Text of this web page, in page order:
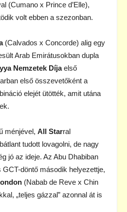
(Cumano x Prince d’Elle),
volt ebben a szezonban.
(Calvados x Concorde) alig egy
Arab Emirátusokban dupla
Nemzetek Díjaelső
első összevetőként a
elejét ütötték, amit utána
ménjével, All Starral
tudott lovagolni, de nagy
jó az ideje. Az Abu Dhabiban
GCT-döntő második helyezettje,
(Nabab de Reve x Chin
„teljes gázzal” azonnal át is